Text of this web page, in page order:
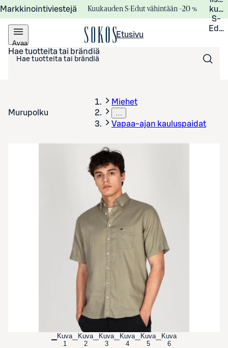
Markkinointiviestejä Kuukauden S-Edut vähintään –20 %
S-
Avaa
valikko
Etusivu
Hae tuotteita tai brändiä
Murupolku
Miehet
…
Vapaa-ajan kauluspaidat
Avaa tuotekuva suurennettuna
Kuva
1
Kuva
2
Kuva
3
Kuva
4
Kuva
5
Kuva
6